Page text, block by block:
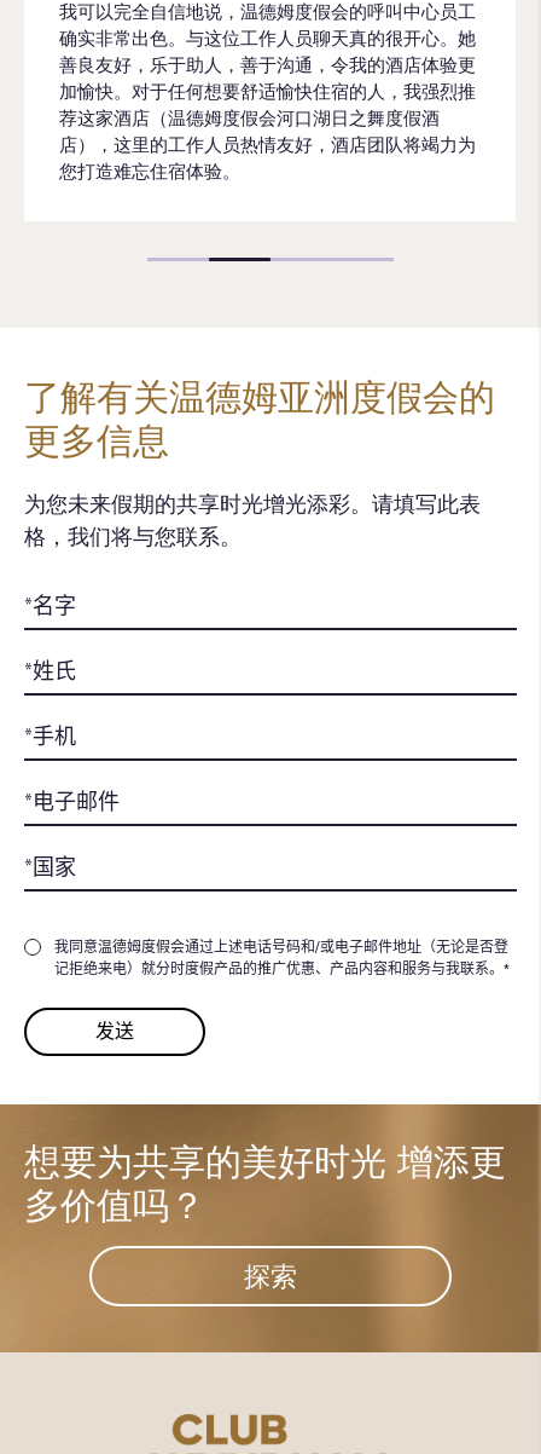
我可以完全自信地说，温德姆度假会的呼叫中心员工
确实非常出色。与这位工作人员聊天真的很开心。她
善良友好，乐于助人，善于沟通，令我的酒店体验更
加愉快。对于任何想要舒适愉快住宿的人，我强烈推
荐这家酒店（温德姆度假会河口湖日之舞度假酒
店），这里的工作人员热情友好，酒店团队将竭力为
您打造难忘住宿体验。
了解有关温德姆亚洲度假会的
更多信息
为您未来假期的共享时光增光添彩。请填写此表
格，我们将与您联系。
我同意温德姆度假会通过上述电话号码和/或电子邮件地址（无论是否登
记拒绝来电）就分时度假产品的推广优惠、产品内容和服务与我联系。*
想要为共享的美好时光 增添更
多价值吗？
探索